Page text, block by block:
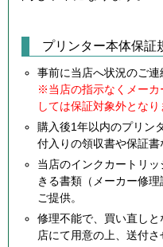
プリンター本体保証
事前に当店へ状況のご連
※当店の指示なくメーカ
しては保証対象外となり
購入後1年以内のプリン
付入りの領収書や保証書
当店のインクカートリ
きる書類（メーカー修
ご提供。
修理不能で、買い直し
店にて用意の上、送付さ